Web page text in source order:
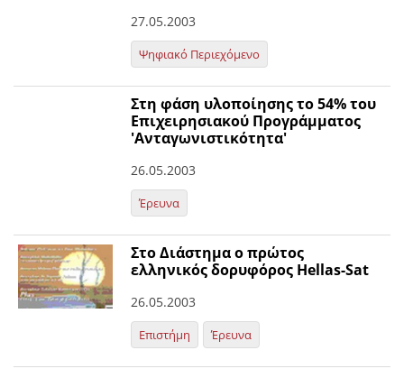
27.05.2003
Ψηφιακό Περιεχόμενο
Στη φάση υλοποίησης το 54% του
Επιχειρησιακού Προγράμματος
'Ανταγωνιστικότητα'
26.05.2003
Έρευνα
Στο Διάστημα ο πρώτος
ελληνικός δορυφόρος Hellas-Sat
26.05.2003
Επιστήμη Έρευνα